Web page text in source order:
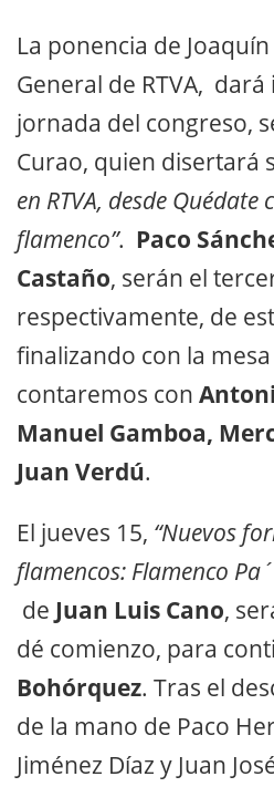
La ponencia de
General de RTVA,
jornada del congreso,
Curao, quien disertará
en RTVA, desde
flamenco”. Paco
Castaño, serán el
respectivamente, de
finalizando con la
contaremos con
Manuel Gamboa,
Juan Verdú.
El jueves 15, “Nuevos
flamencos: Flamenco
de Juan Luis Cano,
dé comienzo, para
Bohórquez. Tras el
de la mano de Paco
Jiménez Díaz y Juan